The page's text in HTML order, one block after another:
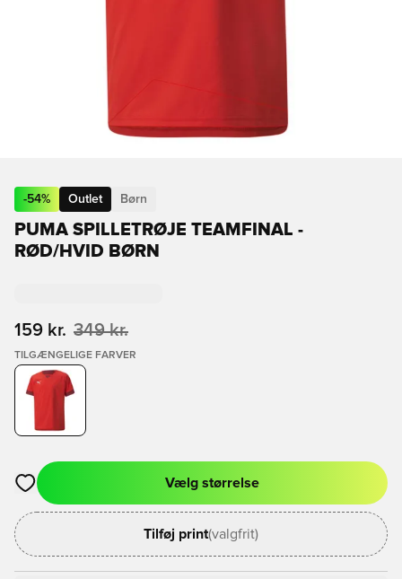
-54% Outlet Børn
PUMA SPILLETRØJE TEAMFINAL -
RØD/HVID BØRN
159 kr. 349 kr.
TILGÆNGELIGE FARVER
Åbner en Modal til at logge ind eller tilmelde dig som medlem
Vælg størrelse
Tilføj print(valgfrit)